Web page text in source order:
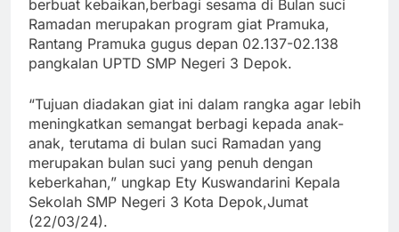
berbuat kebaikan,berbagi sesama di Bulan suci
Ramadan merupakan program giat Pramuka,
Rantang Pramuka gugus depan 02.137-02.138
pangkalan UPTD SMP Negeri 3 Depok.
“Tujuan diadakan giat ini dalam rangka agar lebih
meningkatkan semangat berbagi kepada anak-
anak, terutama di bulan suci Ramadan yang
merupakan bulan suci yang penuh dengan
keberkahan,” ungkap Ety Kuswandarini Kepala
Sekolah SMP Negeri 3 Kota Depok,Jumat
(22/03/24).